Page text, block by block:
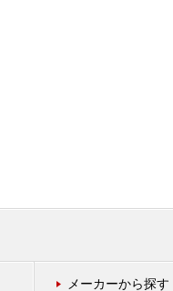
メーカーから探す